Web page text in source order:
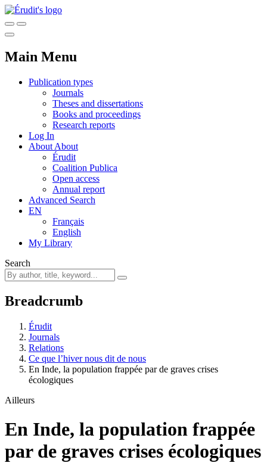
Main Menu
Publication types
Journals
Theses and dissertations
Books and proceedings
Research reports
Log In
About About
Érudit
Coalition Publica
Open access
Annual report
Advanced Search
EN
Français
English
My Library
Search
Breadcrumb
Érudit
Journals
Relations
Ce que l’hiver nous dit de nous
En Inde, la population frappée par de graves crises
écologiques
Ailleurs
En Inde, la population frappée
par de graves crises écologiques